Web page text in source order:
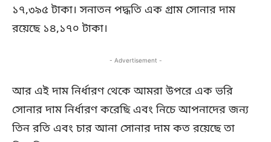
১৭,৩৯৫ টাকা। সনাতন পদ্ধতি এক গ্রাম সোনার দাম
রয়েছে ১৪,১৭০ টাকা।
- Advertisement -
আর এই দাম নির্ধারণ থেকে আমরা উপরে এক ভরি
সোনার দাম নির্ধারণ করেছি এবং নিচে আপনাদের জন্য
তিন রতি এবং চার আনা সোনার দাম কত রয়েছে তা